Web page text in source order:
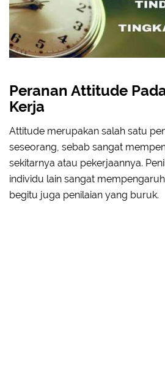
Peranan Attitude
Kerja
Attitude merupakan salah satu
seseorang, sebab sangat
sekitarnya atau pekerjaannya.
individu lain sangat
begitu juga penilaian yang buruk.